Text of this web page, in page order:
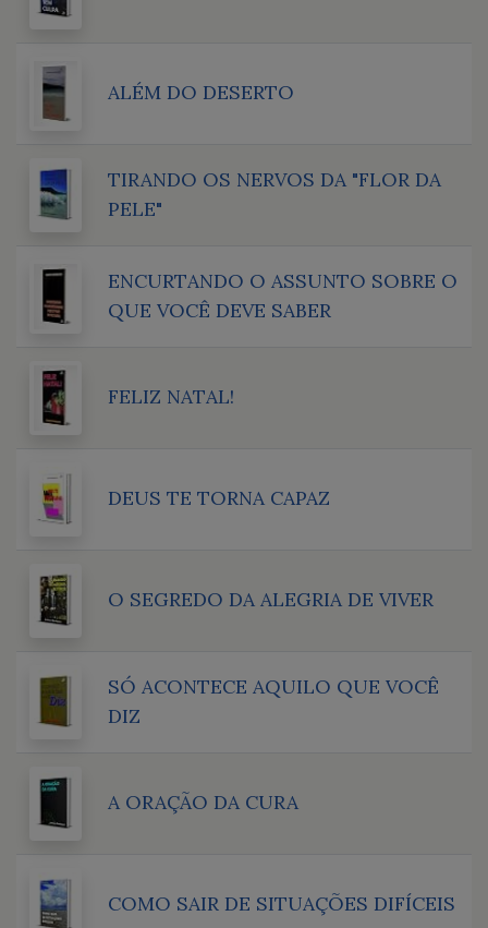
ALÉM DO DESERTO
TIRANDO OS NERVOS DA "FLOR DA
PELE"
ENCURTANDO O ASSUNTO SOBRE O
QUE VOCÊ DEVE SABER
FELIZ NATAL!
DEUS TE TORNA CAPAZ
O SEGREDO DA ALEGRIA DE VIVER
SÓ ACONTECE AQUILO QUE VOCÊ
DIZ
A ORAÇÃO DA CURA
COMO SAIR DE SITUAÇÕES DIFÍCEIS